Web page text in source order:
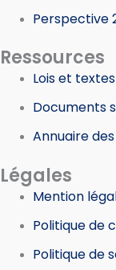
Perspective
Ressources
Lois et
Documents
Annuaire
Légales
Mention
Politique de
Politique de